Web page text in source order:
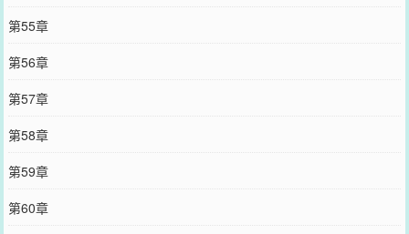
第55章
第56章
第57章
第58章
第59章
第60章